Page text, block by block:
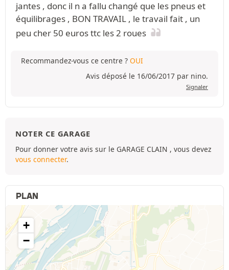
jantes , donc il n a fallu changé que les pneus et
équilibrages , BON TRAVAIL , le travail fait , un
peu cher 50 euros ttc les 2 roues
Recommandez-vous ce centre ? OUI
Avis déposé le 16/06/2017 par nino.
Signaler
NOTER CE GARAGE
Pour donner votre avis sur le GARAGE CLAIN , vous devez
vous connecter.
PLAN
+
−